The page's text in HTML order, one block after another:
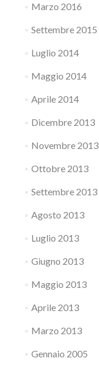
Marzo 2016
Settembre 2015
Luglio 2014
Maggio 2014
Aprile 2014
Dicembre 2013
Novembre 2013
Ottobre 2013
Settembre 2013
Agosto 2013
Luglio 2013
Giugno 2013
Maggio 2013
Aprile 2013
Marzo 2013
Gennaio 2005